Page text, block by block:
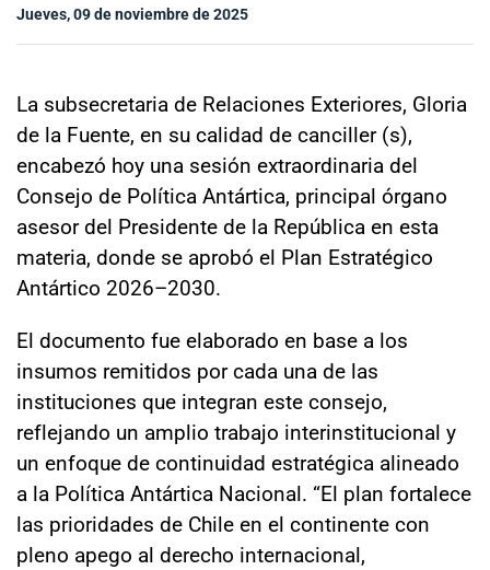
Jueves, 09 de noviembre de 2025
La subsecretaria de Relaciones Exteriores, Gloria
de la Fuente, en su calidad de canciller (s),
encabezó hoy una sesión extraordinaria del
Consejo de Política Antártica, principal órgano
asesor del Presidente de la República en esta
materia, donde se aprobó el Plan Estratégico
Antártico 2026–2030.
El documento fue elaborado en base a los
insumos remitidos por cada una de las
instituciones que integran este consejo,
reflejando un amplio trabajo interinstitucional y
un enfoque de continuidad estratégica alineado
a la Política Antártica Nacional. “El plan fortalece
las prioridades de Chile en el continente con
pleno apego al derecho internacional,